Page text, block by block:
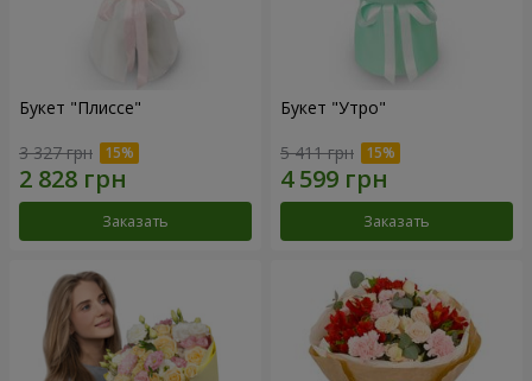
Букет "Плиссе"
3 327 грн
Заказать
Букет "Утро"
5 411 грн
Заказать